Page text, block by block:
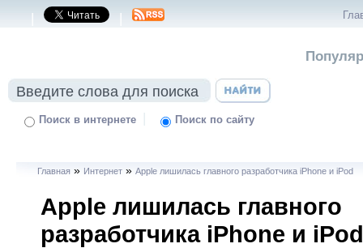
| |
Поиск в интернете | Поиск по сайту
Главная » Интернет »Apple лишилась главного разработчика iPhone и iPod
Apple лишилась главного
разработчика iPhone и iPod